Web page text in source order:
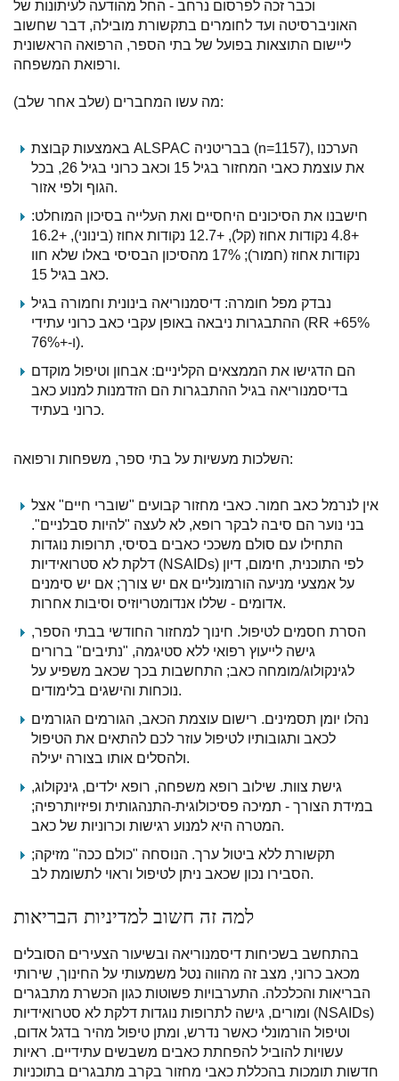
וכבר זכה לפרסום נרחב - החל מהודעה לעיתונות של
האוניברסיטה ועד לחומרים בתקשורת מובילה, דבר שחשוב
ליישום התוצאות בפועל של בתי הספר, הרפואה הראשונית
ורפואת המשפחה.
מה עשו המחברים (שלב אחר שלב):
באמצעות קבוצת ALSPAC בבריטניה (n=1157), הערכנו
את עוצמת כאבי המחזור בגיל 15 וכאב כרוני בגיל 26, בכל
הגוף ולפי אזור.
חישבנו את הסיכונים היחסיים ואת העלייה בסיכון המוחלט:
+4.8 נקודות אחוז (קל), +12.7 נקודות אחוז (בינוני), +16.2
נקודות אחוז (חמור); 17% מהסיכון הבסיסי באלו שלא חוו
כאב בגיל 15.
נבדק מפל חומרה: דיסמנוריאה בינונית וחמורה בגיל
ההתבגרות ניבאה באופן עקבי כאב כרוני עתידי (RR +65%
ו-+76%).
הם הדגישו את הממצאים הקליניים: אבחון וטיפול מוקדם
בדיסמנוריאה בגיל ההתבגרות הם הזדמנות למנוע כאב
כרוני בעתיד.
השלכות מעשיות על בתי ספר, משפחות ורפואה:
אין לנרמל כאב חמור. כאבי מחזור קבועים "שוברי חיים" אצל
בני נוער הם סיבה לבקר רופא, לא לעצה "להיות סבלניים".
התחילו עם סולם משככי כאבים בסיסי, תרופות נוגדות
דלקת לא סטרואידיות (NSAIDs) לפי התוכנית, חימום, דיון
על אמצעי מניעה הורמונליים אם יש צורך; אם יש סימנים
אדומים - שללו אנדומטריוזיס וסיבות אחרות.
הסרת חסמים לטיפול. חינוך למחזור החודשי בבתי הספר,
גישה לייעוץ רפואי ללא סטיגמה, "נתיבים" ברורים
לגינקולוג/מומחה כאב; התחשבות בכך שכאב משפיע על
נוכחות והישגים בלימודים.
נהלו יומן תסמינים. רישום עוצמת הכאב, הגורמים הגורמים
לכאב ותגובותיו לטיפול עוזר לכם להתאים את הטיפול
ולהסלים אותו בצורה יעילה.
גישת צוות. שילוב רופא משפחה, רופא ילדים, גינקולוג,
במידת הצורך - תמיכה פסיכולוגית-התנהגותית ופיזיותרפיה;
המטרה היא למנוע רגישות וכרוניות של כאב.
תקשורת ללא ביטול ערך. הנוסחה "כולם ככה" מזיקה;
הסבירו נכון שכאב ניתן לטיפול וראוי לתשומת לב.
למה זה חשוב למדיניות הבריאות
בהתחשב בשכיחות דיסמנוריאה ובשיעור הצעירים הסובלים
מכאב כרוני, מצב זה מהווה נטל משמעותי על החינוך, שירותי
הבריאות והכלכלה. התערבויות פשוטות כגון הכשרת מתבגרים
ומורים, גישה לתרופות נוגדות דלקת לא סטרואידיות (NSAIDs)
וטיפול הורמונלי כאשר נדרש, ומתן טיפול מהיר בדגל אדום,
עשויות להוביל להפחתת כאבים משבשים עתידיים. ראיות
חדשות תומכות בהכללת כאבי מחזור בקרב מתבגרים בתוכניות